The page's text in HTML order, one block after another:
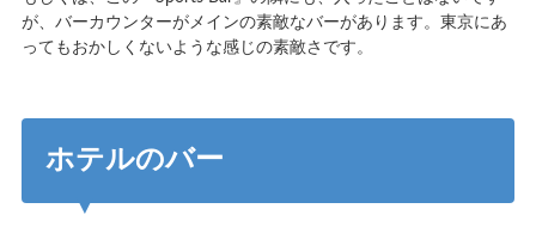
が、バーカウンターがメインの素敵なバーがあります。東京にあ
ってもおかしくないような感じの素敵さです。
ホテルのバー